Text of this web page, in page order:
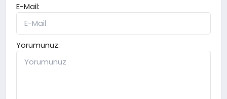
E-Mail:
Yorumunuz: